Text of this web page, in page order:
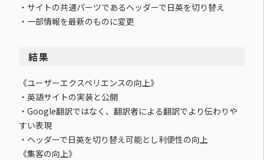
・サイトの共通パーツであるヘッダーで日英を切り替え
・一部情報を最新のものに変更
結果
《ユーザーエクスペリエンスの向上》
・英語サイトの実装と公開
・Google翻訳ではなく、翻訳者による翻訳でより伝わりや
すい表現
・ヘッダーで日英を切り替え可能とし利便性の向上
《集客の向上》